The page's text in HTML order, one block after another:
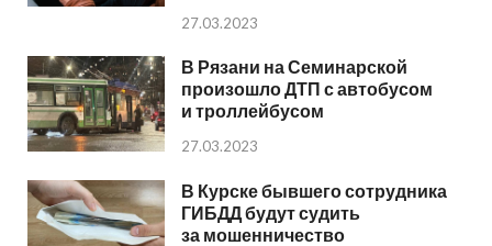
27.03.2023
В Рязани на Семинарской
произошло ДТП с автобусом
и троллейбусом
27.03.2023
В Курске бывшего сотрудника
ГИБДД будут судить
за мошенничество